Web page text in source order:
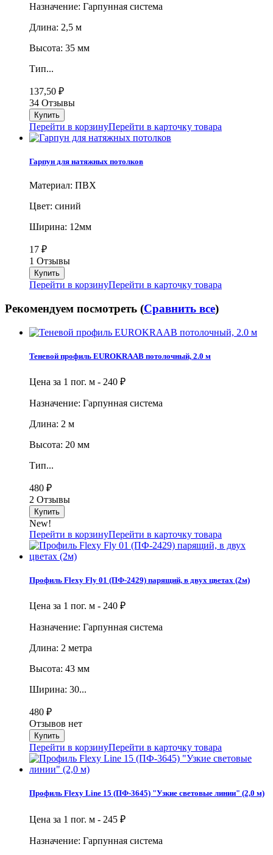
Назначение: Гарпунная система
Длина: 2,5 м
Высота: 35 мм
Тип...
137,50 ₽
34 Отзывы
Перейти в корзинуПерейти в карточку товара
Гарпун для натяжных потолков
Материал: ПВХ
Цвет: синий
Ширина: 12мм
17 ₽
1 Отзывы
Перейти в корзинуПерейти в карточку товара
Рекомендуем посмотреть (Сравнить все)
Теневой профиль EUROKRAAB потолочный, 2.0 м
Цена за 1 пог. м - 240 ₽
Назначение: Гарпунная система
Длина: 2 м
Высота: 20 мм
Тип...
480 ₽
2 Отзывы
New!
Перейти в корзинуПерейти в карточку товара
Профиль Flexy Fly 01 (ПФ-2429) парящий, в двух цветах (2м)
Цена за 1 пог. м - 240 ₽
Назначение: Гарпунная система
Длина: 2 метра
Высота: 43 мм
Ширина: 30...
480 ₽
Отзывов нет
Перейти в корзинуПерейти в карточку товара
Профиль Flexy Line 15 (ПФ-3645) "Узкие световые линии" (2,0 м)
Цена за 1 пог. м - 245 ₽
Назначение: Гарпунная система